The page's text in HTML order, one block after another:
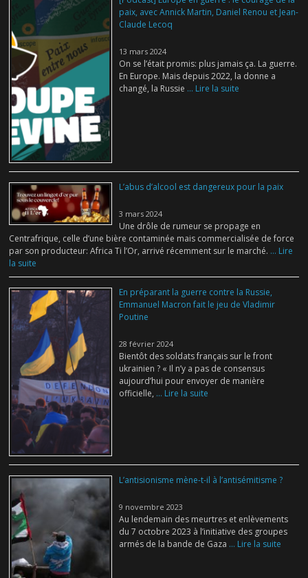
paix, avec Annick Martin, Daniel Renou et Jean-
Claude Lecoq
13 mars 2024
On se l’était promis: plus jamais ça. La guerre.
En Europe. Mais depuis 2022, la donne a
changé, la Russie ... Lire la suite
L’abus d’alcool est dangereux pour la paix
3 mars 2024
Une drôle de rumeur se propage en
Centrafrique, celle d’une bière contaminée mais commercialisée de force
par son producteur: Africa Ti l’Or, arrivé récemment sur le marché. ... Lire
la suite
En préparant la guerre contre la Russie,
Emmanuel Macron fait le jeu de Vladimir
Poutine
28 février 2024
Bientôt des soldats français sur le front
ukrainien ? « Il n’y a pas de consensus
aujourd’hui pour envoyer de manière
officielle, ... Lire la suite
L’antisionisme mène-t-il à l’antisémitisme ?
9 novembre 2023
Au lendemain des meurtres et enlèvements
du 7 octobre 2023 à l’initiative des groupes
armés de la bande de Gaza ... Lire la suite